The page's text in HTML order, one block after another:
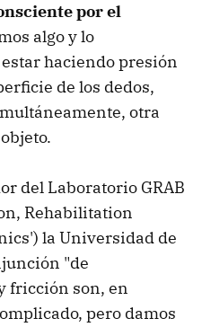
por el
algo y lo
haciendo presión
de los dedos,
otra
del Laboratorio GRAB
Rehabilitation
la Universidad de
"de
fricción son, en
pero damos